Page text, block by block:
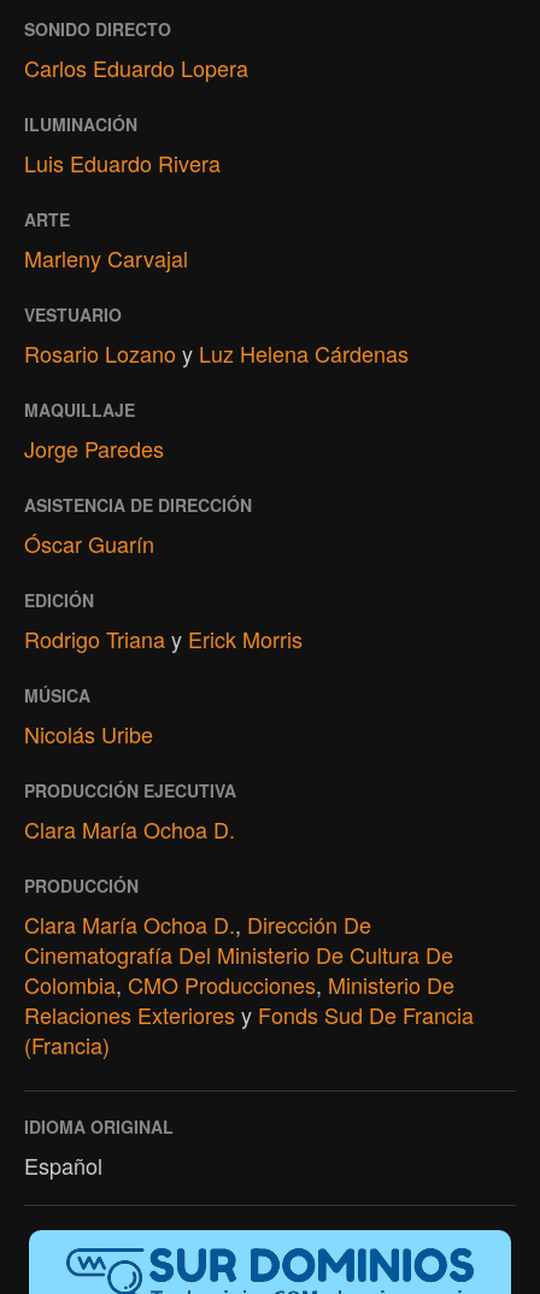
SONIDO DIRECTO
Carlos Eduardo Lopera
ILUMINACIÓN
Luis Eduardo Rivera
ARTE
Marleny Carvajal
VESTUARIO
Rosario Lozanoy Luz Helena Cárdenas
MAQUILLAJE
Jorge Paredes
ASISTENCIA DE DIRECCIÓN
Óscar Guarín
EDICIÓN
Rodrigo Trianay Erick Morris
MÚSICA
Nicolás Uribe
PRODUCCIÓN EJECUTIVA
Clara María Ochoa D.
PRODUCCIÓN
Clara María Ochoa D., Dirección De
Cinematografía Del Ministerio De Cultura De
Colombia, CMO Producciones, Ministerio De
Relaciones Exterioresy Fonds Sud De Francia
(Francia)
IDIOMA ORIGINAL
Español